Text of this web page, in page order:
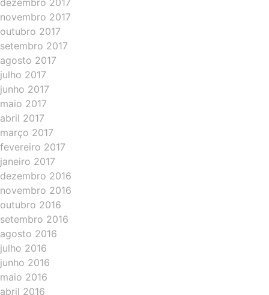
dezembro 2017
novembro 2017
outubro 2017
setembro 2017
agosto 2017
julho 2017
junho 2017
maio 2017
abril 2017
março 2017
fevereiro 2017
janeiro 2017
dezembro 2016
novembro 2016
outubro 2016
setembro 2016
agosto 2016
julho 2016
junho 2016
maio 2016
abril 2016